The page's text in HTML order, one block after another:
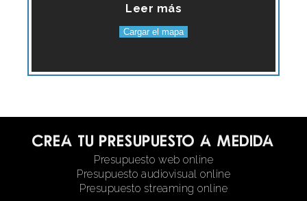
Leer más
Cargar el mapa
Crea tu presupuesto a medida
Presupuesto web online
Presupuesto audiovisual online
Presupuesto streaming online